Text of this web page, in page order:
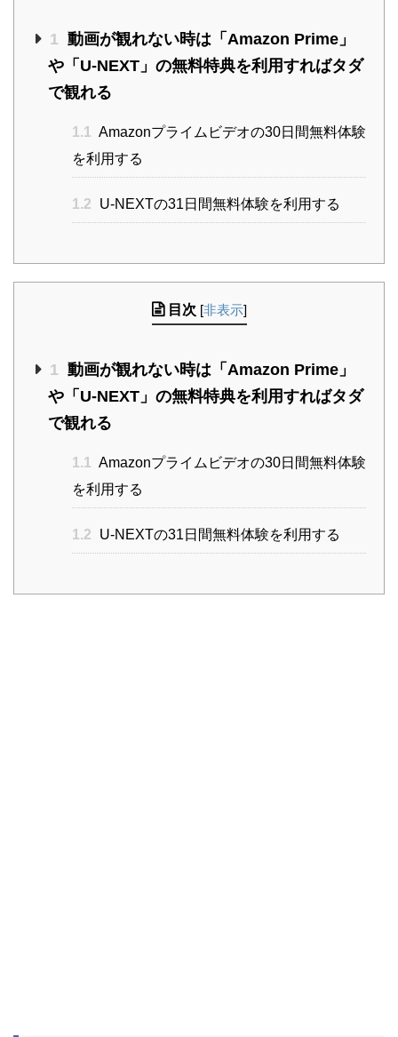
1 動画が観れない時は「Amazon Prime」
や「U-NEXT」の無料特典を利用すればタダ
で観れる
1.1 Amazonプライムビデオの30日間無料体験
を利用する
1.2 U-NEXTの31日間無料体験を利用する
目次 [非表示]
1 動画が観れない時は「Amazon Prime」
や「U-NEXT」の無料特典を利用すればタダ
で観れる
1.1 Amazonプライムビデオの30日間無料体験
を利用する
1.2 U-NEXTの31日間無料体験を利用する